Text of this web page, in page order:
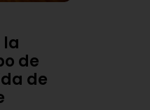
de
de